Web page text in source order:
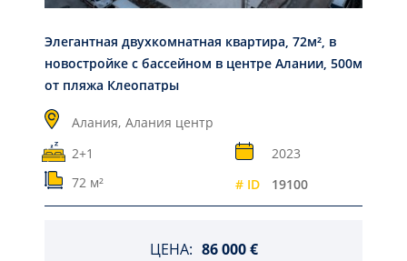
Элегантная двухкомнатная квартира, 72м², в
новостройке с бассейном в центре Алании, 500м
от пляжа Клеопатры
Алания, Алания центр
2+1
2023
72 м²
# ID 19100
ЦЕНА: 86 000 €